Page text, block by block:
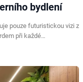
bydlení
pouze futuristickou vizi z
při každé…